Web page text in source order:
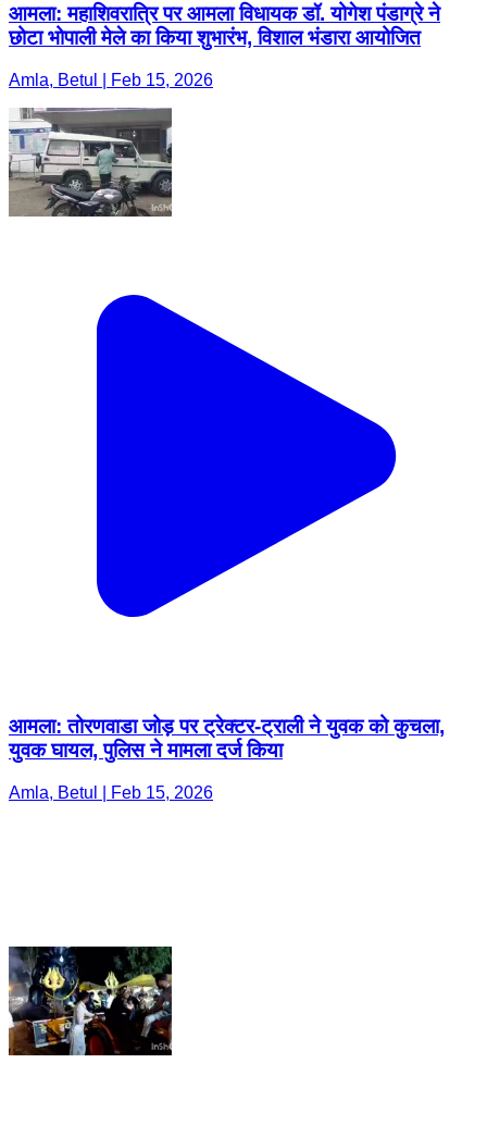
आमला: महाशिवरात्रि पर आमला विधायक डॉ. योगेश पंडाग्रे ने
छोटा भोपाली मेले का किया शुभारंभ, विशाल भंडारा आयोजित
Amla, Betul | Feb 15, 2026
आमला: तोरणवाडा जोड़ पर ट्रेक्टर-ट्राली ने युवक को कुचला,
युवक घायल, पुलिस ने मामला दर्ज किया
Amla, Betul | Feb 15, 2026